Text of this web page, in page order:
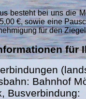
besteht bei uns die
€, sowie eine
für den
für
Bahnhof
Busverbindung: